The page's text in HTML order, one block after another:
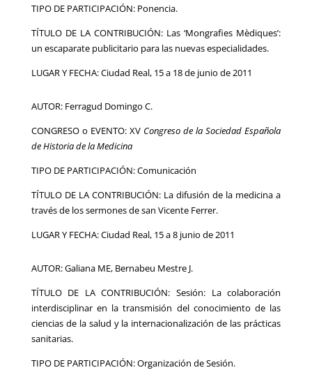
TIPO DE PARTICIPACIÓN: Ponencia.
TÍTULO DE LA CONTRIBUCIÓN: Las ‘Mongrafies Mèdiques’:
un escaparate publicitario para las nuevas especialidades.
LUGAR Y FECHA: Ciudad Real, 15 a 18 de junio de 2011
AUTOR: Ferragud Domingo C.
CONGRESO o EVENTO: XV Congreso de la Sociedad Española
de Historia de la Medicina
TIPO DE PARTICIPACIÓN: Comunicación
TÍTULO DE LA CONTRIBUCIÓN: La difusión de la medicina a
través de los sermones de san Vicente Ferrer.
LUGAR Y FECHA: Ciudad Real, 15 a 8 junio de 2011
AUTOR: Galiana ME, Bernabeu Mestre J.
TÍTULO DE LA CONTRIBUCIÓN: Sesión: La colaboración
interdisciplinar en la transmisión del conocimiento de las
ciencias de la salud y la internacionalización de las prácticas
sanitarias.
TIPO DE PARTICIPACIÓN: Organización de Sesión.